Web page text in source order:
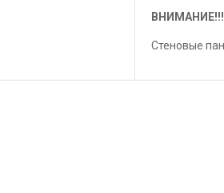
ВНИМАНИЕ!!!
Стеновые